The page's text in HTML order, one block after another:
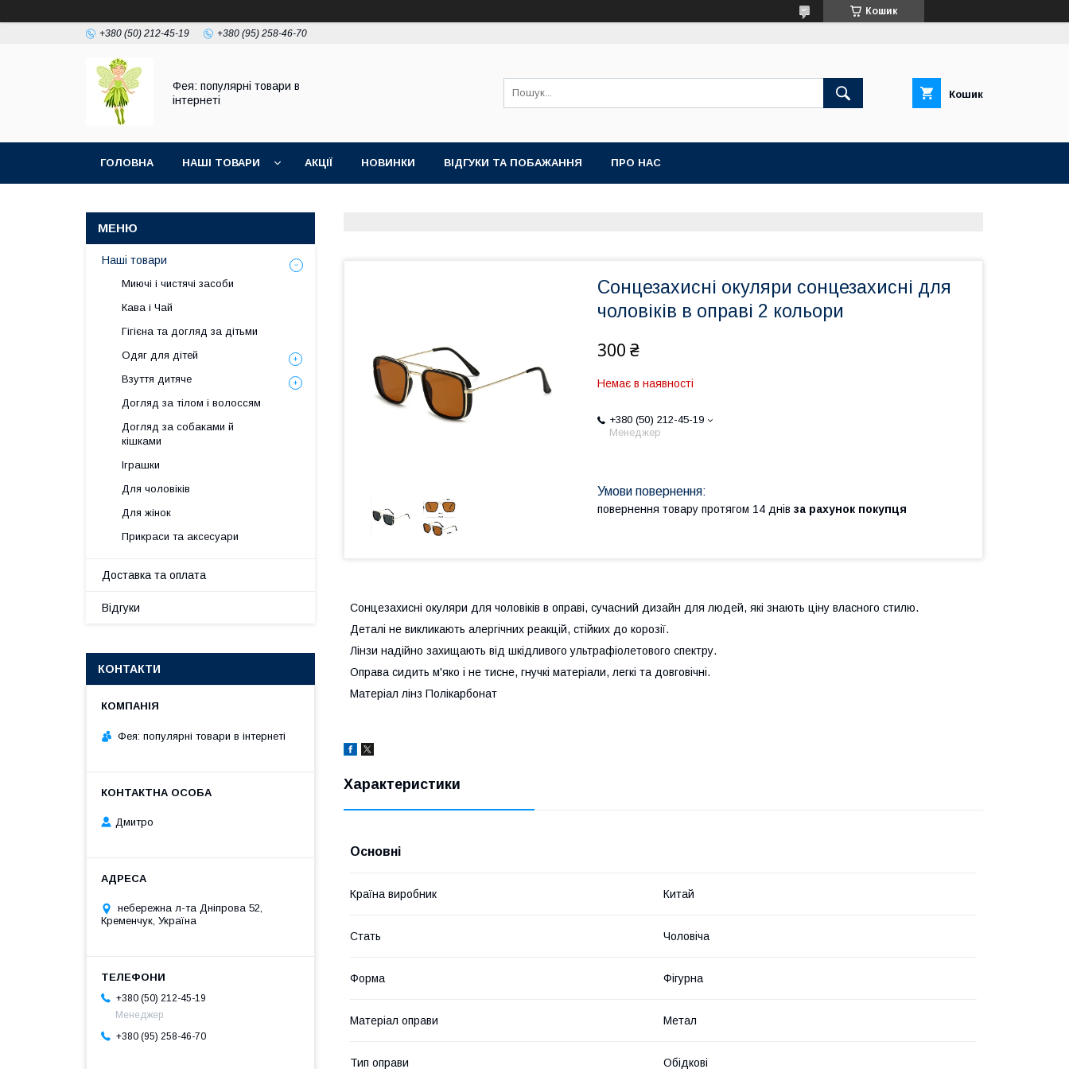
Кошик
+380 (50) 212-45-19 +380 (95) 258-46-70
Фея: популярні товари в
інтернеті
Кошик
ГОЛОВНА НАШІ ТОВАРИ АКЦІЇ НОВИНКИ ВІДГУКИ ТА ПОБАЖАННЯ ПРО НАС
Сонцезахисні окуляри сонцезахисні для
чоловіків в оправі 2 кольори
300 ₴
Немає в наявності
+380 (50) 212-45-19
Менеджер
повернення товару протягом 14 днів за рахунок покупця
Сонцезахисні окуляри для чоловіків в оправі, сучасний дизайн для людей, які знають ціну власного стилю.
Деталі не викликають алергічних реакцій, стійких до корозії.
Лінзи надійно захищають від шкідливого ультрафіолетового спектру.
Оправа сидить м'яко і не тисне, гнучкі матеріали, легкі та довговічні.
Матеріал лінз Полікарбонат
Характеристики
Основні
Країна виробник Китай
Стать Чоловіча
Форма Фігурна
Матеріал оправи Метал
Тип оправи Обідкові
Наші товари
Миючі і чистячі засоби
Кава і Чай
Гігієна та догляд за дітьми
Одяг для дітей
Взуття дитяче
Догляд за тілом і волоссям
Догляд за собаками й
кішками
Іграшки
Для чоловіків
Для жінок
Прикраси та аксесуари
Доставка та оплата
Відгуки
КОНТАКТИ
Фея: популярні товари в інтернеті
Дмитро
небережна л-та Дніпрова 52,
Кременчук, Україна
+380 (50) 212-45-19
Менеджер
+380 (95) 258-46-70